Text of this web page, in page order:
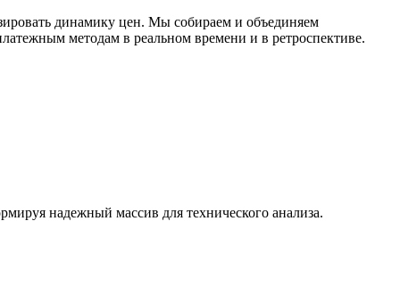
динамику цен. Мы собираем и объединяем
методам в реальном времени и в ретроспективе.
надежный массив для технического анализа.